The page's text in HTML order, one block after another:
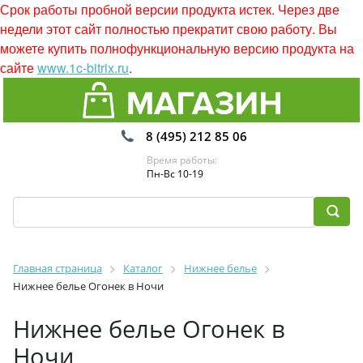
Срок работы пробной версии продукта истек. Через две
недели этот сайт полностью прекратит свою работу. Вы
можете купить полнофункциональную версию продукта на
сайтеwww.1c-bitrix.ru.
8 (495) 212 85 06
Время работы:
Пн-Вс 10-19
Главная страница Каталог
Нижнее белье
Нижнее белье Огонек в Ночи
Нижнее белье Огонек в
Ночи